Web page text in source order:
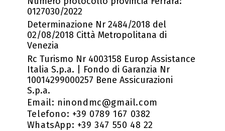
0127030/2022
Determinazione Nr 2484/2018 del
02/08/2018 Città Metropolitana di
Venezia
Rc Turismo Nr 4003158 Europ Assistance
Italia S.p.a. | Fondo di Garanzia Nr
10014299000257 Bene Assicurazioni
S.p.a.
Email: ninondmc@gmail.com
Telefono: +39 0789 167 0382
WhatsApp: +39 347 550 48 22